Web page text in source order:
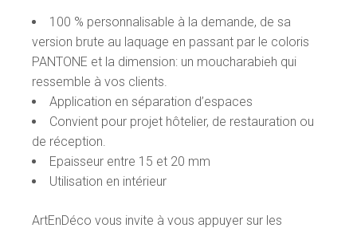
100 % personnalisable à la demande, de sa
version brute au laquage en passant par le coloris
PANTONE et la dimension: un moucharabieh qui
ressemble à vos clients.
Application en séparation d’espaces
Convient pour projet hôtelier, de restauration ou
de réception.
Epaisseur entre 15 et 20 mm
Utilisation en intérieur
ArtEnDéco vous invite à vous appuyer sur les